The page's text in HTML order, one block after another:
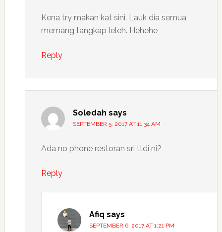
Kena try makan kat sini. Lauk dia semua
memang tangkap leleh. Hehehe
Reply
Soledah says
SEPTEMBER 5, 2017 AT 11:34 AM
Ada no phone restoran sri ttdi ni?
Reply
Afiq says
SEPTEMBER 6, 2017 AT 1:21 PM